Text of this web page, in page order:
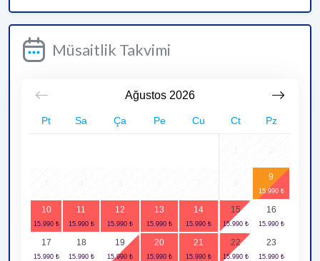
Müsaitlik Takvimi
Ağustos 2026
Pt Sa Ça Pe Cu Ct Pz
9
10 11 12 13 14 15 16
17 18 19 20 21 22 23